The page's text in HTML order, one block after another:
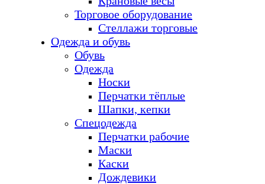
Торговое оборудование
Стеллажи торговые
Одежда и обувь
Обувь
Одежда
Носки
Перчатки тёплые
Шапки, кепки
Спецодежда
Перчатки рабочие
Маски
Каски
Дождевики